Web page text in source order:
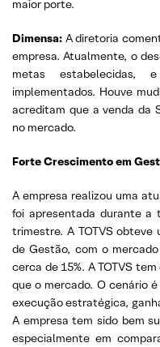
maior porte.
Dimensa: A diretoria
empresa. Atualmente, o
metas estabelecidas,
implementados. Houve
acreditam que a venda da
no mercado.
Forte Crescimento em
A empresa realizou uma
foi apresentada durante a
trimestre. A TOTVS
de Gestão, com o
cerca de 15%. A TOTVS
que o mercado. O cenário
execução estratégica,
A empresa tem sido bem
especialmente em